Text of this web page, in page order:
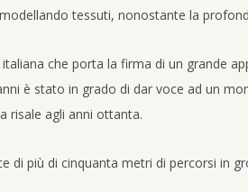
tessuti, nonostante la
italiana che porta la firma di un grande
è stato in grado di dar voce ad un
risale agli anni ottanta.
di più di cinquanta metri di percorsi in